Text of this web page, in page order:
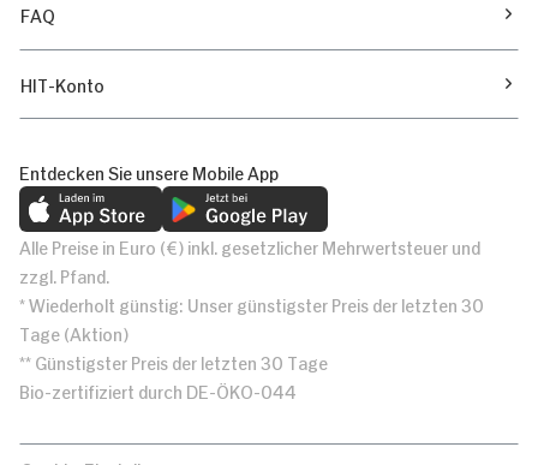
FAQ
HIT-Konto
Entdecken Sie unsere Mobile App
Alle Preise in Euro (€) inkl. gesetzlicher Mehrwertsteuer und
zzgl. Pfand.
* Wiederholt günstig: Unser günstigster Preis der letzten 30
Tage (Aktion)
** Günstigster Preis der letzten 30 Tage
Bio-zertifiziert durch DE-ÖKO-044